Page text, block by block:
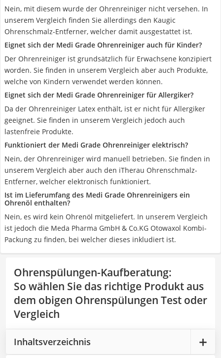
Nein, mit diesem wurde der Ohrenreiniger nicht versehen. In
unserem Vergleich finden Sie allerdings den Kaugic
Ohrenschmalz-Entferner, welcher damit ausgestattet ist.
Eignet sich der Medi Grade Ohrenreiniger auch für Kinder?
Der Ohrenreiniger ist grundsätzlich für Erwachsene konzipiert
worden. Sie finden in unserem Vergleich aber auch Produkte,
welche von Kindern verwendet werden können.
Eignet sich der Medi Grade Ohrenreiniger für Allergiker?
Da der Ohrenreiniger Latex enthält, ist er nicht für Allergiker
geeignet. Sie finden in unserem Vergleich jedoch auch
lastenfreie Produkte.
Funktioniert der Medi Grade Ohrenreiniger elektrisch?
Nein, der Ohrenreiniger wird manuell betrieben. Sie finden in
unserem Vergleich aber auch den iTherau Ohrenschmalz-
Entferner, welcher elektronisch funktioniert.
Ist im Lieferumfang des Medi Grade Ohrenreinigers ein
Ohrenöl enthalten?
Nein, es wird kein Ohrenöl mitgeliefert. In unserem Vergleich
ist jedoch die Meda Pharma GmbH & Co.KG Otowaxol Kombi-
Packung zu finden, bei welcher dieses inkludiert ist.
Ohrenspülungen-Kaufberatung:
So wählen Sie das richtige Produkt aus
dem obigen Ohrenspülungen Test oder
Vergleich
Inhaltsverzeichnis